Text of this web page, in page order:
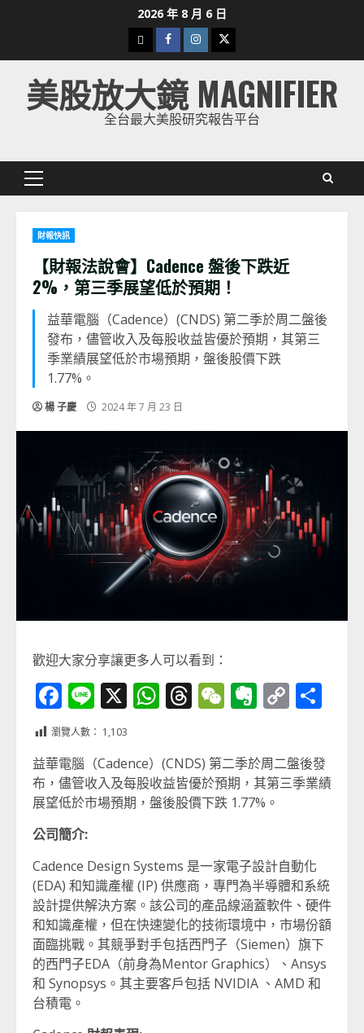
2026 年 8 月 6 日
下
載
美
股
Facebook
Instagram
Twitter
美股放大鏡 MAGNIFIER
全台最大美股研究報告平台
Primary
財報快訊
【財報法說會】Cadence 盤後下跌近
2%，第三季展望低於預期！
益華電腦（Cadence）(CNDS) 第二季於周二盤後
發布，儘管收入及每股收益皆優於預期，其第三
季業績展望低於市場預期，盤後股價下跌
1.77%。
楊 子慶 2024 年 7 月 23 日
歡迎大家分享讓更多人可以看到：
Facebook
Line
X WhatsApp
Threads
WeChat
Evernote
Copy
瀏覽人數： 1,103
益華電腦（Cadence）(CNDS) 第二季於周二盤後發
布，儘管收入及每股收益皆優於預期，其第三季業績
展望低於市場預期，盤後股價下跌 1.77%。
公司簡介:
Cadence Design Systems 是一家電子設計自動化
(EDA) 和知識產權 (IP) 供應商，專門為半導體和系統
設計提供解決方案。該公司的產品線涵蓋軟件、硬件
和知識產權，但在快速變化的技術環境中，市場份額
面臨挑戰。其競爭對手包括西門子（Siemen）旗下
的西門子EDA（前身為Mentor Graphics）、Ansys
和 Synopsys。其主要客戶包括 NVIDIA 、AMD 和
台積電。